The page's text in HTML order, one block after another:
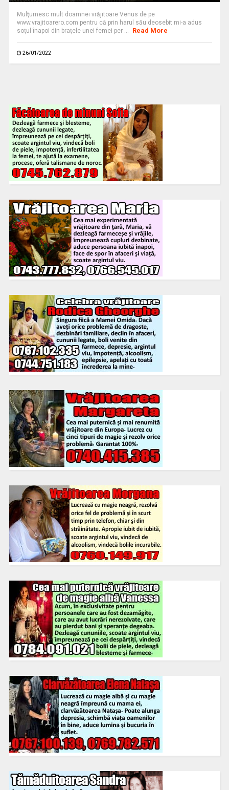
Mulţumesc mult doamnei vrăjitoare Venus de pe
www.vrajitoarero.com pentru că prin harul său deosebit mi-a adus
soţul înapoi din braţele unei femei per ...
Read More
26/01/2022